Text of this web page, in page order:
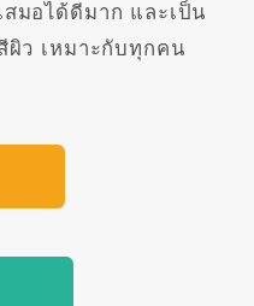
มอได้ดีมาก และเป็น
ผิว เหมาะกับทุกคน